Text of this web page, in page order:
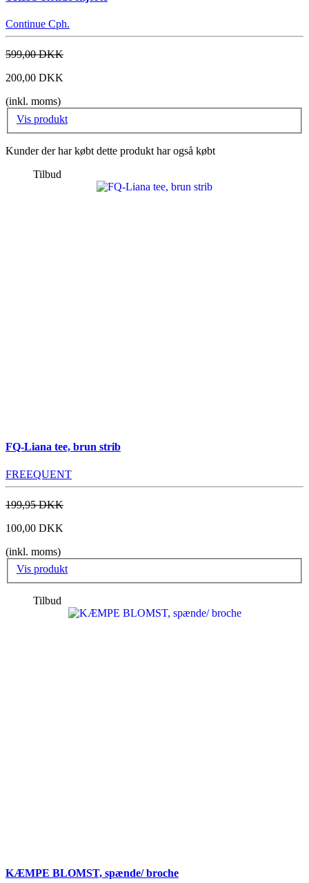
Continue Cph.
599,00 DKK
200,00 DKK
(inkl. moms)
Vis produkt
Kunder der har købt dette produkt har også købt
Tilbud
FQ-Liana tee, brun strib
FREEQUENT
199,95 DKK
100,00 DKK
(inkl. moms)
Vis produkt
Tilbud
KÆMPE BLOMST, spænde/ broche